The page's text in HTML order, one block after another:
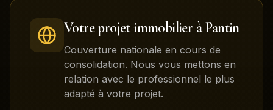
Votre projet immobilier àPantin
Couverture nationale en cours de
consolidation. Nous vous mettons en
relation avec le professionnel le plus
adapté à votre projet.